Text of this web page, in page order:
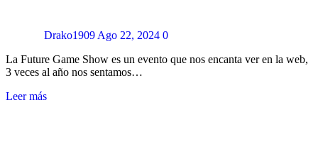
Drako1909 Ago 22, 2024 0
La Future Game Show es un evento que nos encanta ver en la web,
3 veces al año nos sentamos…
Leer más